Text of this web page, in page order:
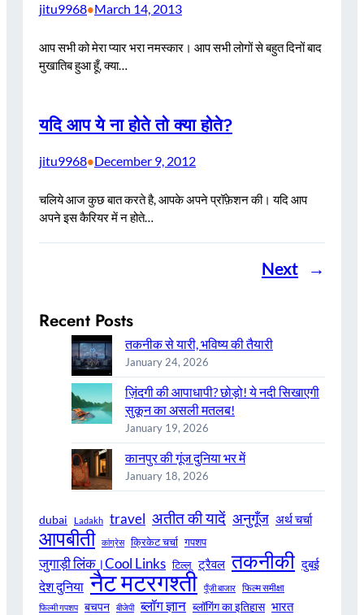
jitu9968•March 14, 2013
आप सभी को मेरा प्यार भरा नमस्कार। आप सभी लोगों से बहुत दिनों बाद
मुखातिब हुआ हूँ, क्या…
यदि आप ये ना होते तो क्या होते?
jitu9968•December 9, 2012
चलिये आज कुछ बात करते है, आपके अपने प्रॉफ़ेशन की। यदि आप
अपने इस कैरियर में न होते…
Next →
Recent Posts
तकनीक से यारी, भविष्य की तैयारी
January 24, 2026
ज़िंदगी की आपाधापी? छोड़ो! ये नदी सिखाएगी
सुकून का असली मतलब!
January 19, 2026
कानपुर की गूंज दुनिया भर में
January 18, 2026
dubai Ladakh travel अतीत की यादें अनुगूँज अर्थ चर्चा
आपबीती कांग्रेस क्रिकेट चर्चा गपशप
जुगाड़ी लिंक।Cool Links टिल्लू ट्रैवल तकनीकी दुबई
देश दुनिया नैट मटरगश्ती पूँजी बाजार फिल्म समीक्षा
फिल्मी गपशप बचपन बीजेपी ब्लॉग ज्ञान ब्लॉगिंग का इतिहास भारत